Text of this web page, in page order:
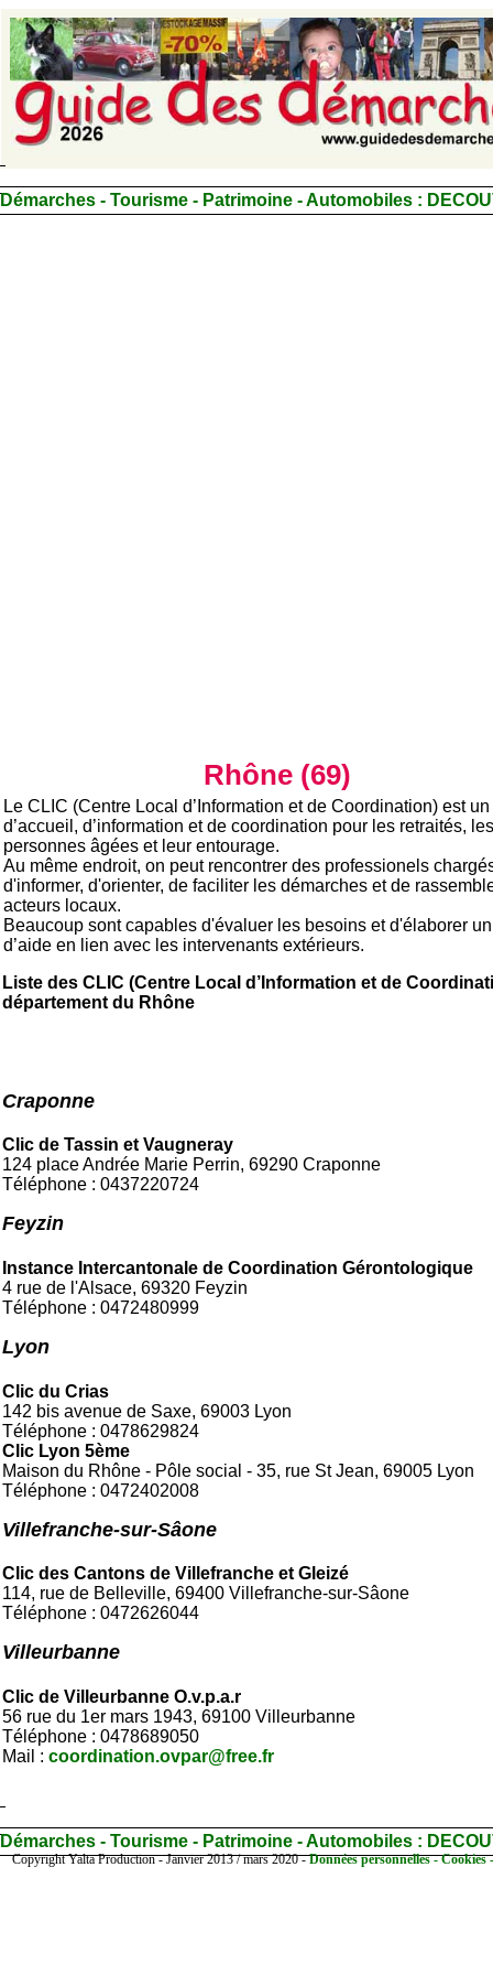
Démarches - Tourisme - Patrimoine - Automobiles :
Rhône (69)
Le CLIC (Centre Local d’Information et de Coordination) est
d’accueil, d’information et de coordination pour les retraités, les
personnes âgées et leur entourage.
Au même endroit, on peut rencontrer des professionels
d'informer, d'orienter, de faciliter les démarches et de
acteurs locaux.
Beaucoup sont capables d'évaluer les besoins et d'élaborer
d’aide en lien avec les intervenants extérieurs.
Liste des CLIC (Centre Local d’Information et de
département du Rhône
Craponne
Clic de Tassin et Vaugneray
124 place Andrée Marie Perrin, 69290 Craponne
Téléphone : 0437220724
Feyzin
Instance Intercantonale de Coordination Gérontologique
4 rue de l'Alsace, 69320 Feyzin
Téléphone : 0472480999
Lyon
Clic du Crias
142 bis avenue de Saxe, 69003 Lyon
Téléphone : 0478629824
Clic Lyon 5ème
Maison du Rhône - Pôle social - 35, rue St Jean, 69005 Lyon
Téléphone : 0472402008
Villefranche-sur-Sâone
Clic des Cantons de Villefranche et Gleizé
114, rue de Belleville, 69400 Villefranche-sur-Sâone
Téléphone : 0472626044
Villeurbanne
Clic de Villeurbanne O.v.p.a.r
56 rue du 1er mars 1943, 69100 Villeurbanne
Téléphone : 0478689050
Mail : coordination.ovpar@free.fr
Démarches - Tourisme - Patrimoine - Automobiles :
Copyright Yalta Production - Janvier 2013 / mars 2020 -Données personnelles - Cookies